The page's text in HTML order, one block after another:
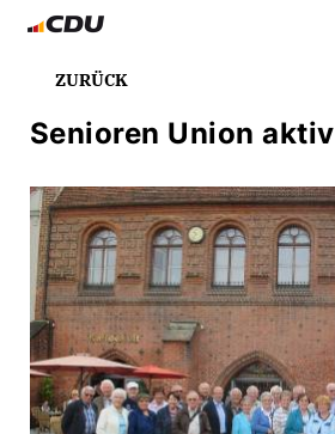
ZURÜCK
Senioren Union aktiv